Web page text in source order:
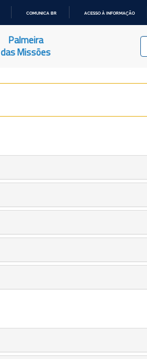
COMUNICA BR ACESSO À INFORMAÇÃO
Palmeira
das Missões